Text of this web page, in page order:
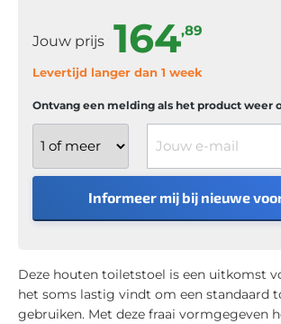
Jouw prijs 164,89
Levertijd langer dan 1 week
Ontvang een melding als het product weer
Informeer mij bij nieuwe
Deze houten toiletstoel is een uitkomst
het soms lastig vindt om een standaard
gebruiken. Met deze fraai vormgegeven